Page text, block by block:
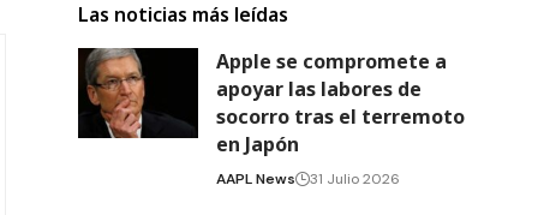
Las noticias más leídas
Apple se compromete a
apoyar las labores de
socorro tras el terremoto
en Japón
AAPL News 31 Julio 2026